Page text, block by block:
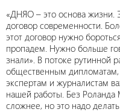
«ДНЯО – это основа жизни.
договор современности.
этот договор нужно
пропадем. Нужно больше
знали». В потоке рутинной
общественным
экспертам и журналистам
нашей работы. Без Роланда
сложнее, но это надо